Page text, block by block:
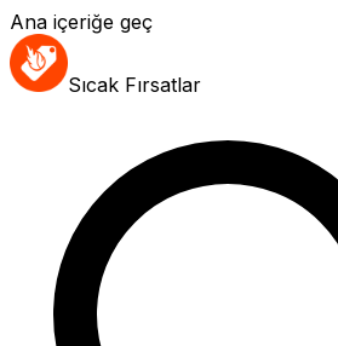
Ana içeriğe geç
Sıcak Fırsatlar